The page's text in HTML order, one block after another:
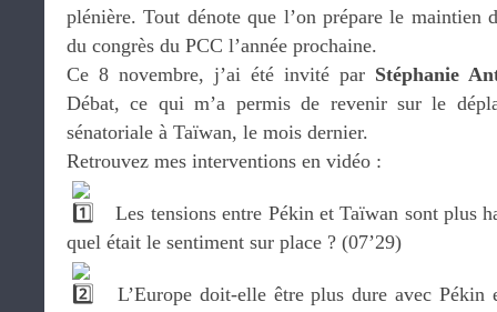
plénière. Tout dénote que l’on prépare le
du congrès du PCC l’année prochaine.
Ce 8 novembre, j’ai été invité par Stéphanie
Débat, ce qui m’a permis de revenir sur le
sénatoriale à Taïwan, le mois dernier.
Retrouvez mes interventions en vidéo :
Les tensions entre Pékin et Taïwan sont plus
quel était le sentiment sur place ? (07’29)
L’Europe doit-elle être plus dure avec Pékin